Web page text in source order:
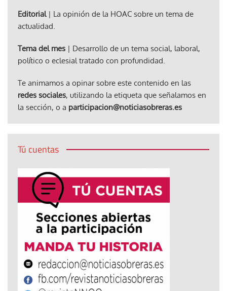
Editorial| La opinión de la HOAC sobre un tema de
actualidad.
Tema del mes | Desarrollo de un tema social, laboral,
político o eclesial tratado con profundidad.
Te animamos a opinar sobre este contenido en las
redes sociales, utilizando la etiqueta que señalamos en
la sección, o a participacion@noticiasobreras.es
Tú cuentas